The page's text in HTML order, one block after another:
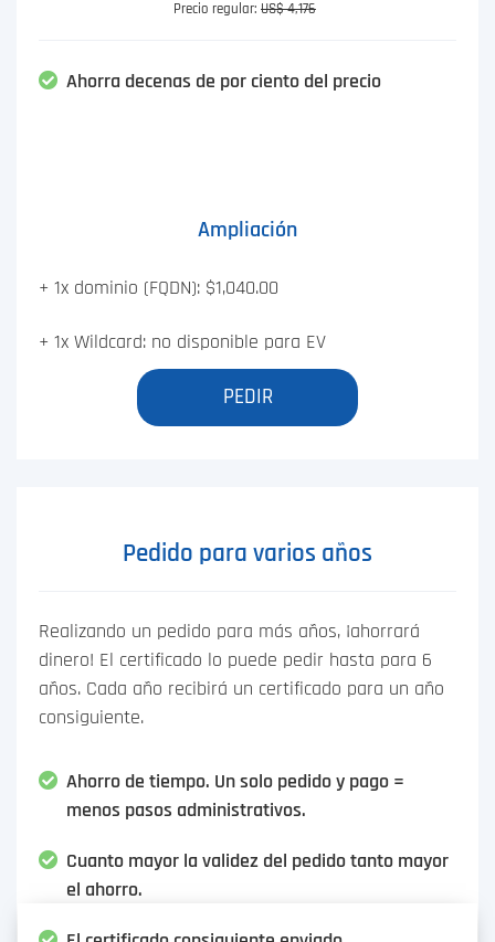
Precio regular: US$ 4,176
Ahorra decenas de por ciento del precio
Ampliación
+ 1x dominio (FQDN): $1,040.00
+ 1x Wildcard: no disponible para EV
PEDIR
Pedido para varios años
Realizando un pedido para más años, ¡ahorrará
dinero! El certificado lo puede pedir hasta para 6
años. Cada año recibirá un certificado para un año
consiguiente.
Ahorro de tiempo. Un solo pedido y pago =
menos pasos administrativos.
Cuanto mayor la validez del pedido tanto mayor
el ahorro.